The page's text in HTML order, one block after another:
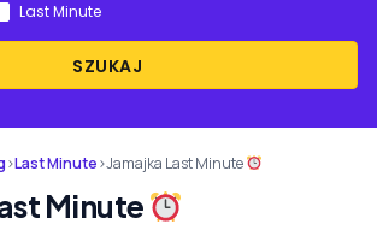
SZUKAJ
Last Minute
›Last Minute›Jamajka Last Minute
Minute